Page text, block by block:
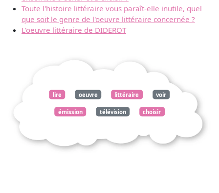
Toute l'histoire littéraire vous paraît-elle inutile, quel
que soit le genre de l'oeuvre littéraire concernée ?
L'oeuvre littéraire de DIDEROT
lire oeuvre littéraire voir
émission télévision choisir
consulter articles critiques